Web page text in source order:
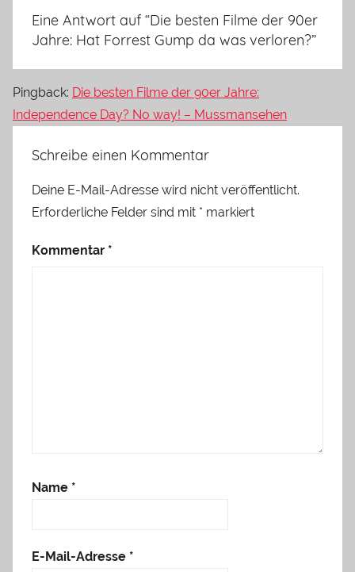
Eine Antwort auf “Die besten Filme der 90er
Jahre: Hat Forrest Gump da was verloren?”
Pingback: Die besten Filme der 90er Jahre:
Independence Day? No way! – Mussmansehen
Schreibe einen Kommentar
Deine E-Mail-Adresse wird nicht veröffentlicht.
Erforderliche Felder sind mit * markiert
Kommentar *
Name *
E-Mail-Adresse *